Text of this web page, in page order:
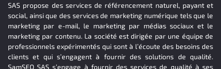
SAS propose des services de référencement naturel, payant et
social, ainsi que des services de marketing numérique tels que le
marketing par e-mail, le marketing par médias sociaux et le
marketing par contenu. La société est dirigée par une équipe de
professionnels expérimentés qui sont à l’écoute des besoins des
clients et qui s’engagent à fournir des solutions de qualité.
SamSEO SAS s’engage à fournir des services de qualité à ses